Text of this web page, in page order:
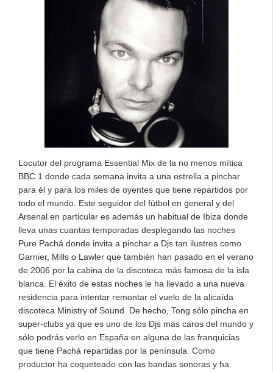
Locutor del programa Essential Mix de la no menos mítica
BBC 1 donde cada semana invita a una estrella a pinchar
para él y para los miles de oyentes que tiene repartidos por
todo el mundo. Este seguidor del fútbol en general y del
Arsenal en particular es además un habitual de Ibiza donde
lleva unas cuantas temporadas desplegando las noches
Pure Pachá donde invita a pinchar a Djs tan ilustres como
Garnier, Mills o Lawler que también han pasado en el verano
de 2006 por la cabina de la discoteca más famosa de la isla
blanca. El éxito de estas noches le ha llevado a una nueva
residencia para intentar remontar el vuelo de la alicaída
discoteca Ministry of Sound. De hecho, Tong sólo pincha en
super-clubs ya que es uno de los Djs más caros del mundo y
sólo podrás verlo en España en alguna de las franquicias
que tiene Pachá repartidas por la península. Como
productor ha coqueteado con las bandas sonoras y ha